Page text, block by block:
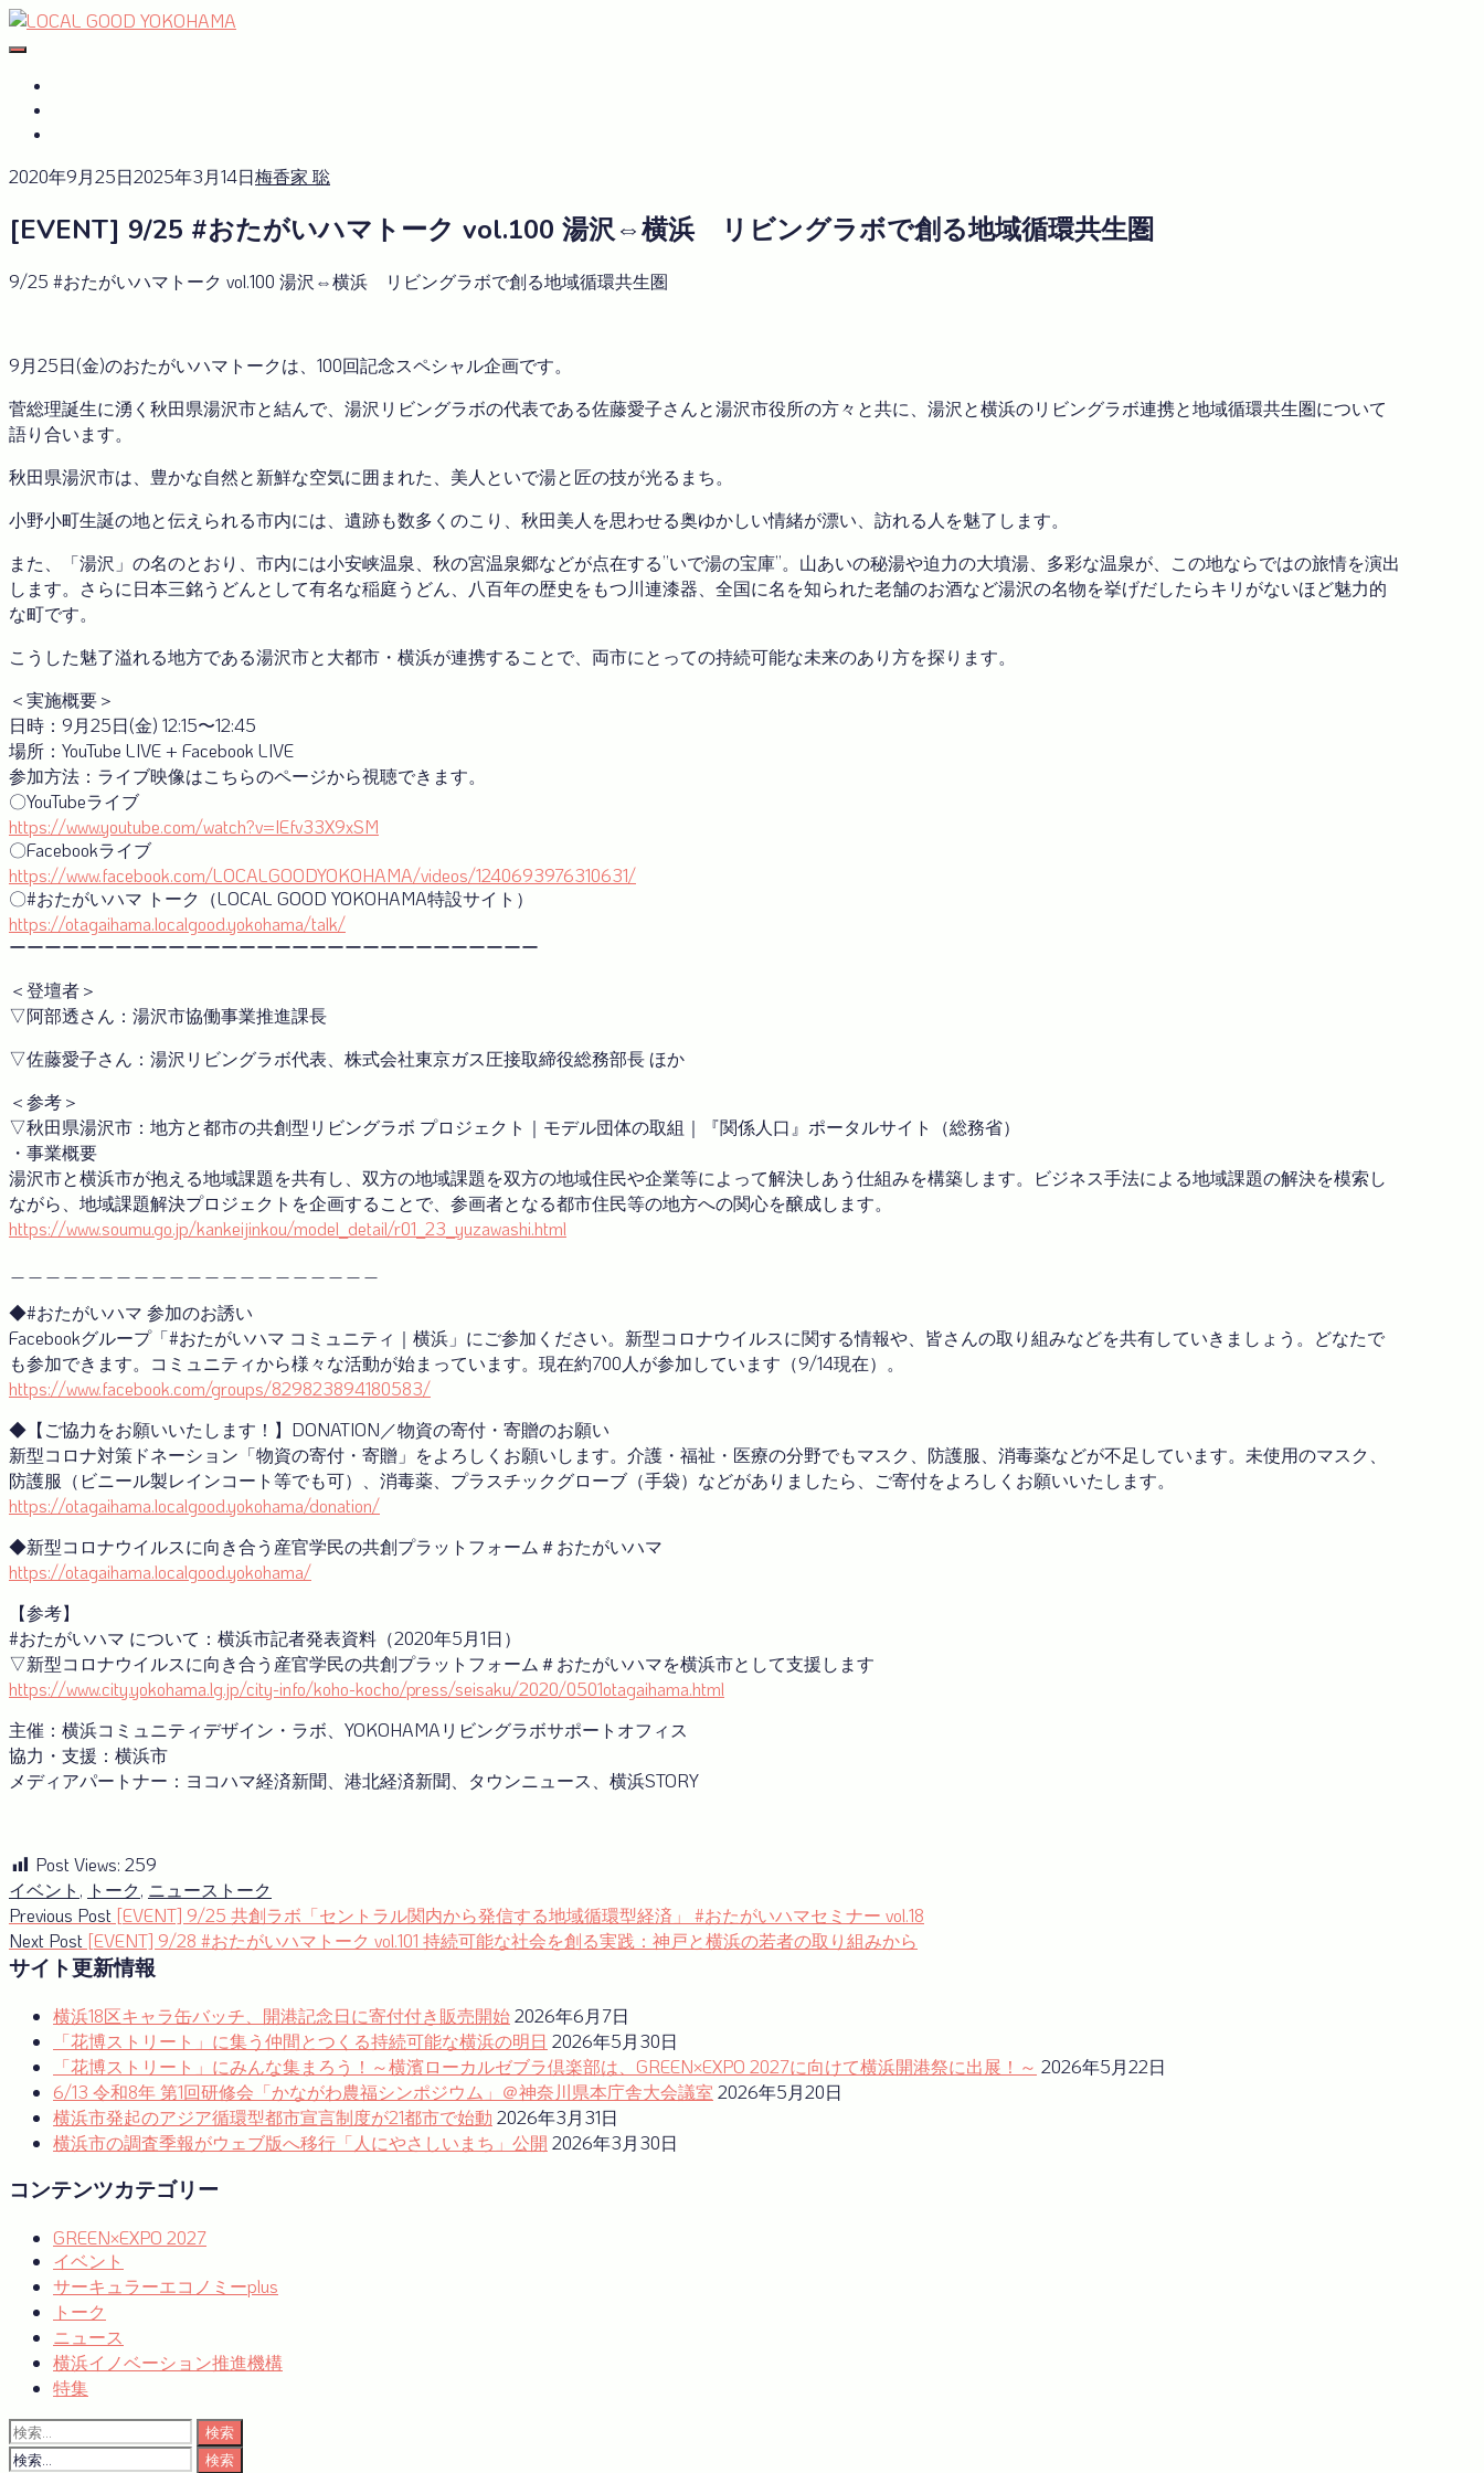
Skip
to
2020年9月25日2025年3月14日梅香家 聡
[EVENT] 9/25 #おたがいハマトーク vol.100 湯沢⇔横浜 リビングラボで創る地域循環共生圏
9/25 #おたがいハマトーク vol.100 湯沢⇔横浜 リビングラボで創る地域循環共生圏
9月25日(金)のおたがいハマトークは、100回記念スペシャル企画です。
菅総理誕生に湧く秋田県湯沢市と結んで、湯沢リビングラボの代表である佐藤愛子さんと湯沢市役所の方々と共に、湯沢と横浜のリビングラボ連携と地域循環共生圏について
語り合います。
秋田県湯沢市は、豊かな自然と新鮮な空気に囲まれた、美人といで湯と匠の技が光るまち。
小野小町生誕の地と伝えられる市内には、遺跡も数多くのこり、秋田美人を思わせる奥ゆかしい情緒が漂い、訪れる人を魅了します。
また、「湯沢」の名のとおり、市内には小安峡温泉、秋の宮温泉郷などが点在する”いで湯の宝庫”。山あいの秘湯や迫力の大墳湯、多彩な温泉が、この地ならではの旅情を演出
します。さらに日本三銘うどんとして有名な稲庭うどん、八百年の歴史をもつ川連漆器、全国に名を知られた老舗のお酒など湯沢の名物を挙げだしたらキリがないほど魅力的
な町です。
こうした魅了溢れる地方である湯沢市と大都市・横浜が連携することで、両市にとっての持続可能な未来のあり方を探ります。
＜実施概要＞
日時：9月25日(金) 12:15〜12:45
場所：YouTube LIVE + Facebook LIVE
参加方法：ライブ映像はこちらのページから視聴できます。
〇YouTubeライブ
https://www.youtube.com/watch?v=IEfv33X9xSM
〇Facebookライブ
https://www.facebook.com/LOCALGOODYOKOHAMA/videos/1240693976310631/
〇#おたがいハマ トーク（LOCAL GOOD YOKOHAMA特設サイト）
https://otagaihama.localgood.yokohama/talk/
ーーーーーーーーーーーーーーーーーーーーーーーーーーーーーー
＜登壇者＞
▽阿部透さん：湯沢市協働事業推進課長
▽佐藤愛子さん：湯沢リビングラボ代表、株式会社東京ガス圧接取締役総務部長 ほか
＜参考＞
▽秋田県湯沢市：地方と都市の共創型リビングラボ プロジェクト｜モデル団体の取組｜『関係人口』ポータルサイト（総務省）
・事業概要
湯沢市と横浜市が抱える地域課題を共有し、双方の地域課題を双方の地域住民や企業等によって解決しあう仕組みを構築します。ビジネス手法による地域課題の解決を模索し
ながら、地域課題解決プロジェクトを企画することで、参画者となる都市住民等の地方への関心を醸成します。
https://www.soumu.go.jp/kankeijinkou/model_detail/r01_23_yuzawashi.html
◆#おたがいハマ 参加のお誘い
Facebookグループ「#おたがいハマ コミュニティ｜横浜」にご参加ください。新型コロナウイルスに関する情報や、皆さんの取り組みなどを共有していきましょう。どなたで
も参加できます。コミュニティから様々な活動が始まっています。現在約700人が参加しています（9/14現在）。
https://www.facebook.com/groups/829823894180583/
◆【ご協力をお願いいたします！】DONATION／物資の寄付・寄贈のお願い
新型コロナ対策ドネーション「物資の寄付・寄贈」をよろしくお願いします。介護・福祉・医療の分野でもマスク、防護服、消毒薬などが不足しています。未使用のマスク、
防護服（ビニール製レインコート等でも可）、消毒薬、プラスチックグローブ（手袋）などがありましたら、ご寄付をよろしくお願いいたします。
https://otagaihama.localgood.yokohama/donation/
◆新型コロナウイルスに向き合う産官学⺠の共創プラットフォーム＃おたがいハマ
https://otagaihama.localgood.yokohama/
【参考】
#おたがいハマ について：横浜市記者発表資料（2020年5月1日）
▽新型コロナウイルスに向き合う産官学⺠の共創プラットフォーム＃おたがいハマを横浜市として支援します
https://www.city.yokohama.lg.jp/city-info/koho-kocho/press/seisaku/2020/0501otagaihama.html
主催：横浜コミュニティデザイン・ラボ、YOKOHAMAリビングラボサポートオフィス
協力・支援：横浜市
メディアパートナー：ヨコハマ経済新聞、港北経済新聞、タウンニュース、横浜STORY
Post Views: 259
イベント , トーク, ニュース トーク
投
稿
ナ
ビ
ゲ
ー
シ
ン
Previous Post Previous
post:
[EVENT] 9/25 共創ラボ「セントラル関内から発信する地域循環型経済」 #おたがいハマセミナー vol.18
Next Post Next
post:
[EVENT] 9/28 #おたがいハマトーク vol.101 持続可能な社会を創る実践：神戸と横浜の若者の取り組みから
サイト更新情報
横浜18区キャラ缶バッチ、開港記念日に寄付付き販売開始2026年6月7日
「花博ストリート」に集う仲間とつくる持続可能な横浜の明日 2026年5月30日
「花博ストリート」にみんな集まろう！～横濱ローカルゼブラ倶楽部は、GREEN×EXPO 2027に向けて横浜開港祭に出展！～ 2026年5月22日
6/13 令和8年 第1回研修会「かながわ農福シンポジウム」＠神奈川県本庁舎大会議室 2026年5月20日
横浜市発起のアジア循環型都市宣言制度が21都市で始動 2026年3月31日
横浜市の調査季報がウェブ版へ移行「人にやさしいまち」公開 2026年3月30日
コンテンツカテゴリー
GREEN×EXPO 2027
イベント
サーキュラーエコノミーplus
トーク
ニュース
横浜イノベーション推進機構
特集
検
索:
検